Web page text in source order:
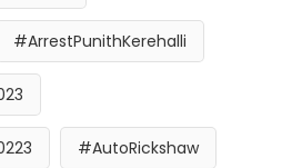
#ArrestPunithKerehalli
#AutoRickshaw